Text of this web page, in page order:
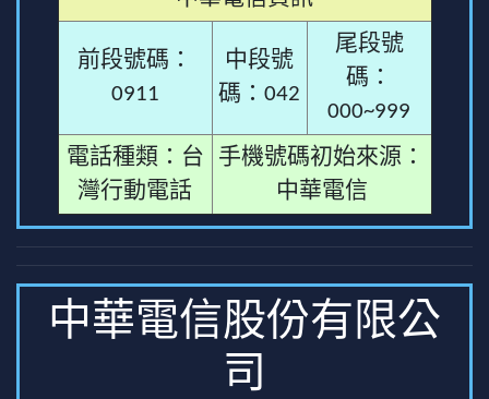
前段號碼：
0911
中段號
碼：042
尾段號
碼：
000~999
電話種類：台
灣行動電話
手機號碼初始來源：
中華電信
中華電信股份有限公
司